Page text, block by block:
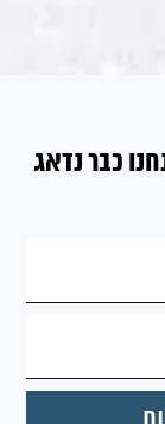
כבר נדאג